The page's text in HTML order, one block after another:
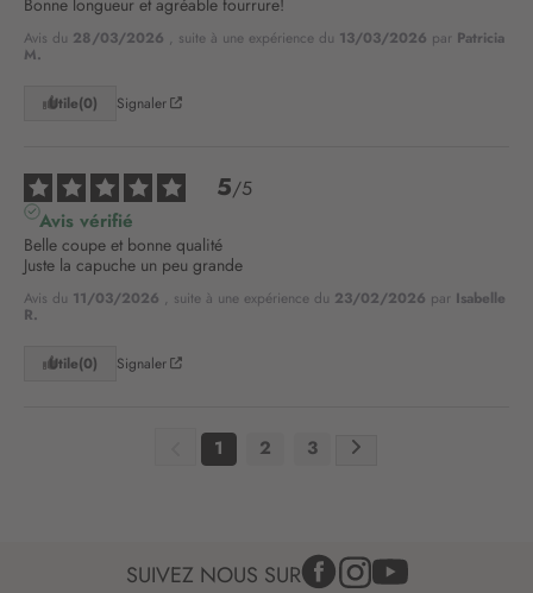
Avis du 28/03/2026 , suite à une expérience du 13/03/2026 par Patricia
M.
Utile(0) Signaler
5/5
Avis vérifié
Belle coupe et bonne qualité
Juste la capuche un peu grande
Avis du 11/03/2026 , suite à une expérience du 23/02/2026 par Isabelle
R.
Utile(0) Signaler
1 2 3
SUIVEZ NOUS SUR
e
t
r
e
’
i
n
f
o
r
t